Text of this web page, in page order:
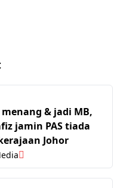
menang & jadi MB,
jamin PAS tiada
Johor